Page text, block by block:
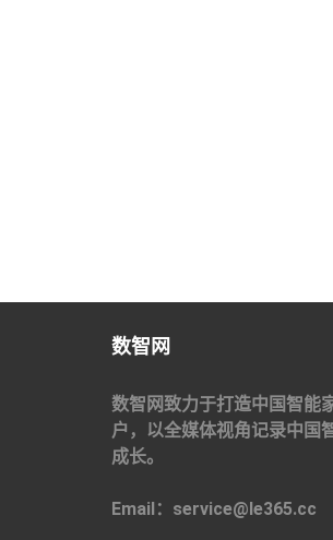
数智网
数智网致力于打造中国智能
户，以全媒体视角记录中国
成长。
Email：service@le365.cc